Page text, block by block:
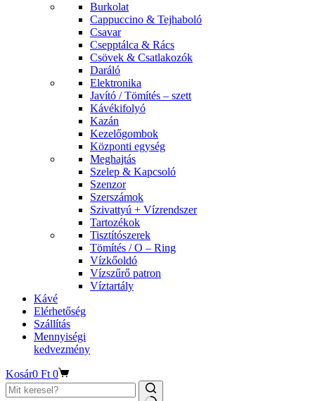
Burkolat
Cappuccino & Tejhaboló
Csavar
Csepptálca & Rács
Csövek & Csatlakozók
Daráló
Elektronika
Javító / Tömítés – szett
Kávékifolyó
Kazán
Kezelőgombok
Központi egység
Meghajtás
Szelep & Kapcsoló
Szenzor
Szerszámok
Szivattyú + Vízrendszer
Tartozékok
Tisztítószerek
Tömítés / O – Ring
Vízkőoldó
Vízszűrő patron
Víztartály
Kávé
Elérhetőség
Szállítás
Mennyiségi
kedvezmény
Kosár0 Ft 0